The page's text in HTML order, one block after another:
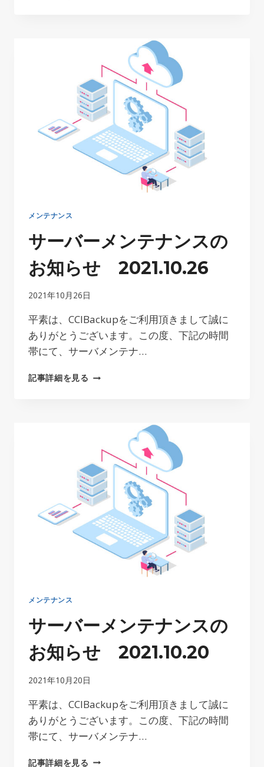
ナ
ン
ス
の
知
ら
せ
2021.12.03
メンテナンス
サーバーメンテナンスの
お知らせ 2021.10.26
2021年10月26日
平素は、CCIBackupをご利用頂きまして誠に
ありがとうございます。この度、下記の時間
帯にて、サーバメンテナ…
記事詳細を見る サ
ナ
ン
ス
の
知
ら
せ
2021.10.26
メンテナンス
サーバーメンテナンスの
お知らせ 2021.10.20
2021年10月20日
平素は、CCIBackupをご利用頂きまして誠に
ありがとうございます。この度、下記の時間
帯にて、サーバメンテナ…
記事詳細を見る サ